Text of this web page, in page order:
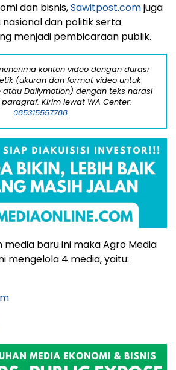
dan bisnis,Sawitpost.comjuga
dan politik serta
menjadi pembicaraan publik.
konten video dengan durasi
(ukuran dan format video untuk
Dailymotion) dengan teks narasi
Kirim lewat WA Center:
085315557788.
media baru ini maka Agro Media
mengelola 4 media, yaitu: